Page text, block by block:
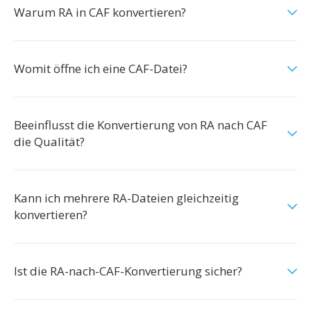
Warum RA in CAF konvertieren?
Womit öffne ich eine CAF-Datei?
Beeinflusst die Konvertierung von RA nach CAF
die Qualität?
Kann ich mehrere RA-Dateien gleichzeitig
konvertieren?
Ist die RA-nach-CAF-Konvertierung sicher?